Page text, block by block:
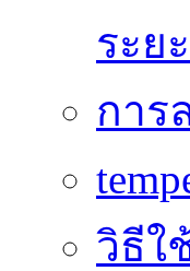
ระย
การ
วิธีใ